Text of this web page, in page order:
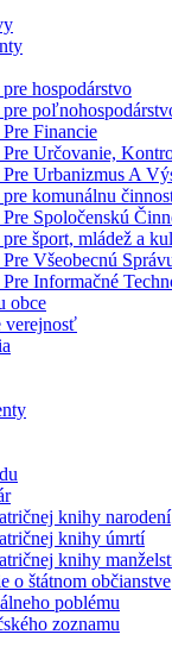
hospodárstvo
Financie
Pre Určovanie,
Urbanizmus A
komunálnu
Spoločenskú
šport, mládež a
Všeobecnú
Informačné
obce
verejnosť
knihy narodení
knihy úmrtí
knihy
o štátnom občianstve
poblému
zoznamu